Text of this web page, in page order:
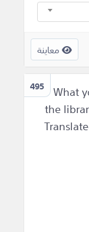
معاينة
495 What
the